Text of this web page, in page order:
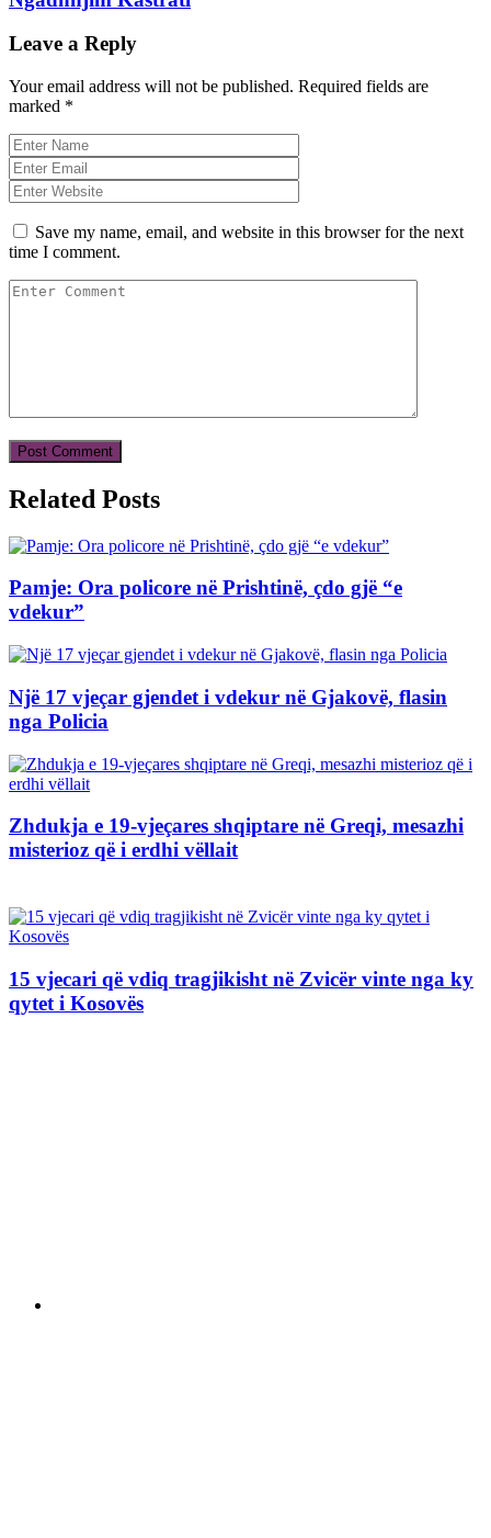
Leave a Reply
Your email address will not be published. Required fields are
marked *
Save my name, email, and website in this browser for the next
time I comment.
Related Posts
Pamje: Ora policore në Prishtinë, çdo gjë “e
vdekur”
Një 17 vjeçar gjendet i vdekur në Gjakovë, flasin
nga Policia
Zhdukja e 19-vjeçares shqiptare në Greqi, mesazhi
misterioz që i erdhi vëllait
15 vjecari që vdiq tragjikisht në Zvicër vinte nga ky
qytet i Kosovës